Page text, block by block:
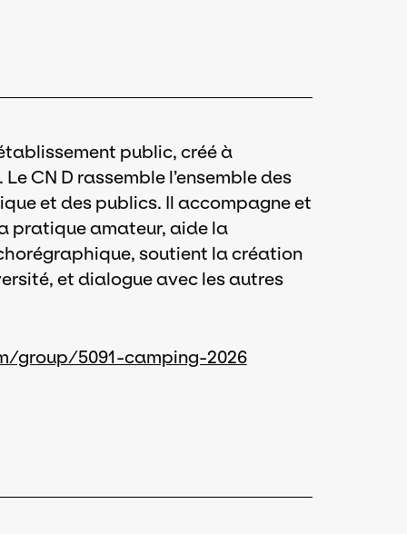
public, créé à
CN D rassemble l’ensemble des
et des publics. Il accompagne et
pratique amateur, aide la
soutient la création
et dialogue avec les autres
5091-camping-2026